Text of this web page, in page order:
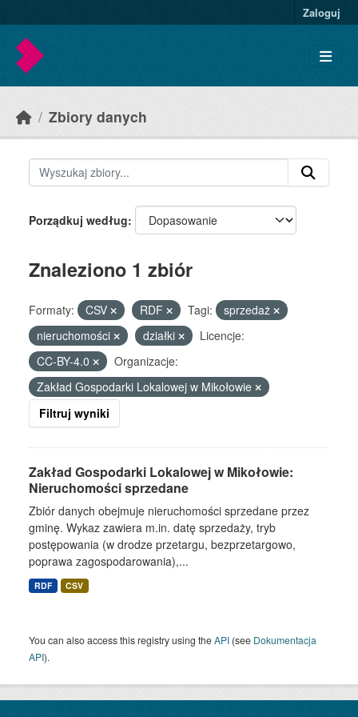
Zaloguj
Zbiory danych
Porządkuj według
Znaleziono 1 zbiór
Formaty: CSV RDF Tagi:
sprzedaż
nieruchomości
działki
Licencje:
CC-BY-4.0
Organizacje:
Zakład Gospodarki Lokalowej w Mikołowie
Filtruj wyniki
Zakład Gospodarki Lokalowej w Mikołowie:
Nieruchomości sprzedane
Zbiór danych obejmuje nieruchomości sprzedane przez
gminę. Wykaz zawiera m.in. datę sprzedaży, tryb
postępowania (w drodze przetargu, bezprzetargowo,
poprawa zagospodarowania),...
RDF CSV
You can also access this registry using theAPI (see Dokumentacja
API).